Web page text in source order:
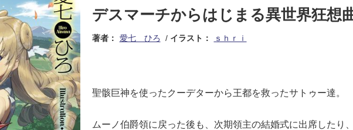
デスマーチからはじまる異世界狂
著者： 愛七 ひろ イラスト： ｓｈｒｉ
聖骸巨神を使ったクーデターから王都を救ったサトゥー達。
ムーノ伯爵領に戻った後も、次期領主の結婚式に出席したり